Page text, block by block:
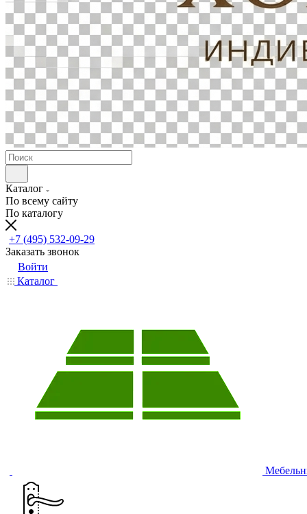
Каталог
По всему сайту
По каталогу
+7 (495) 532-09-29
Заказать звонок
Войти
Каталог